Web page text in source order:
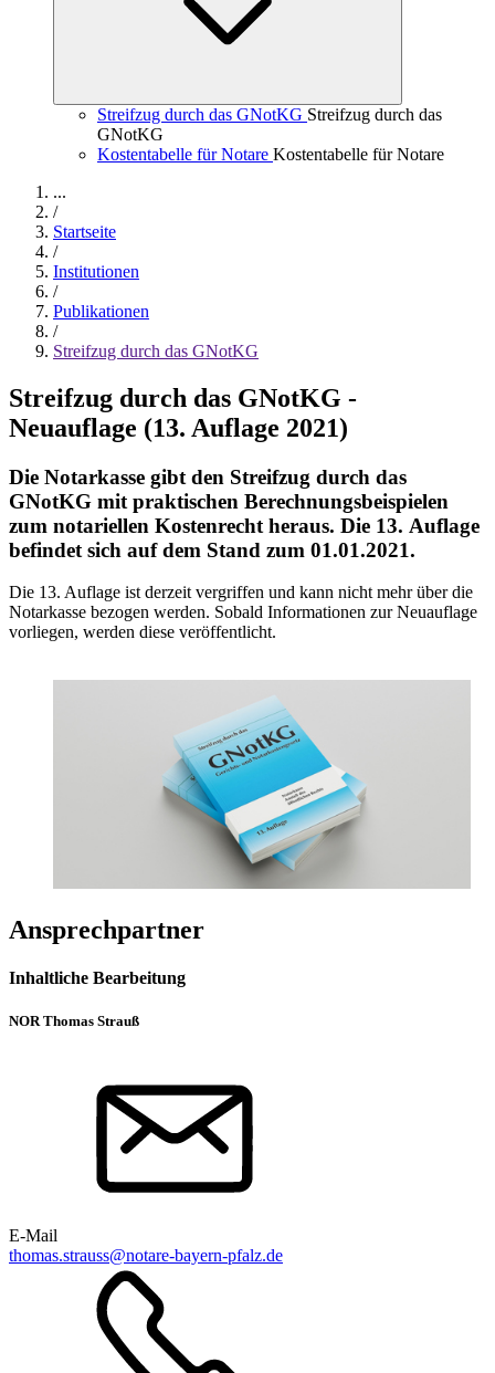
Streifzug durch das GNotKG Streifzug durch das
GNotKG
Kostentabelle für Notare Kostentabelle für Notare
...
/
Startseite
/
Institutionen
/
Publikationen
/
Streifzug durch das GNotKG
Streifzug durch das GNotKG -
Neuauflage (13. Auflage 2021)
Die Notarkasse gibt den Streifzug durch das
GNotKG mit praktischen Berechnungsbeispielen
zum notariellen Kostenrecht heraus. Die 13. Auflage
befindet sich auf dem Stand zum 01.01.2021.
Die 13. Auflage ist derzeit vergriffen und kann nicht mehr über die
Notarkasse bezogen werden. Sobald Informationen zur Neuauflage
vorliegen, werden diese veröffentlicht.
Ansprechpartner
Inhaltliche Bearbeitung
NOR Thomas Strauß
E-Mail
thomas.strauss@notare-bayern-pfalz.de